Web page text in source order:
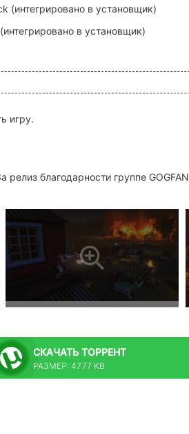
(интегрировано в установщик)
(интегрировано в установщик)
игру.
релиз благодарности группе GOGFAN
СКАЧАТЬ ТОРРЕНТ
РАЗМЕР: 47.77 KB